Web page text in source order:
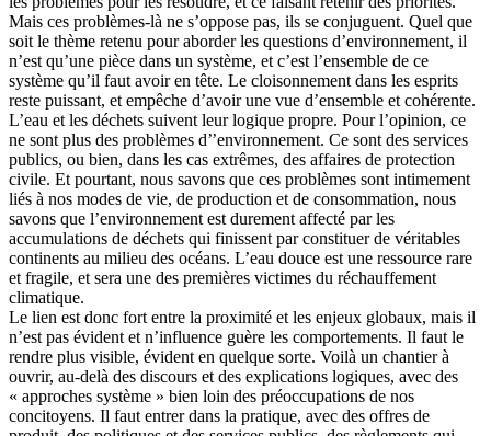
Mais ces problèmes-là ne s’oppose pas, ils se conjuguent. Quel que
soit le thème retenu pour aborder les questions d’environnement, il
n’est qu’une pièce dans un système, et c’est l’ensemble de ce
système qu’il faut avoir en tête. Le cloisonnement dans les esprits
reste puissant, et empêche d’avoir une vue d’ensemble et cohérente.
L’eau et les déchets suivent leur logique propre. Pour l’opinion, ce
ne sont plus des problèmes d’’environnement. Ce sont des services
publics, ou bien, dans les cas extrêmes, des affaires de protection
civile. Et pourtant, nous savons que ces problèmes sont intimement
liés à nos modes de vie, de production et de consommation, nous
savons que l’environnement est durement affecté par les
accumulations de déchets qui finissent par constituer de véritables
continents au milieu des océans. L’eau douce est une ressource rare
et fragile, et sera une des premières victimes du réchauffement
climatique.
Le lien est donc fort entre la proximité et les enjeux globaux, mais il
n’est pas évident et n’influence guère les comportements. Il faut le
rendre plus visible, évident en quelque sorte. Voilà un chantier à
ouvrir, au-delà des discours et des explications logiques, avec des
« approches système » bien loin des préoccupations de nos
concitoyens. Il faut entrer dans la pratique, avec des offres de